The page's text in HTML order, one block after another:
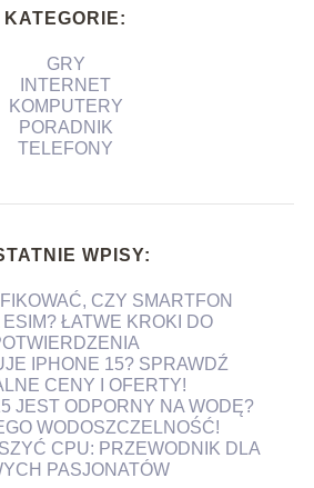
KATEGORIE:
GRY
INTERNET
KOMPUTERY
PORADNIK
TELEFONY
WPISY:
CZY SMARTFON
ŁATWE KROKI DO
IPHONE 15? SPRAWDŹ
CENY I OFERTY!
JEST ODPORNY NA WODĘ?
WODOSZCZELNOŚĆ!
CPU: PRZEWODNIK DLA
PASJONATÓW